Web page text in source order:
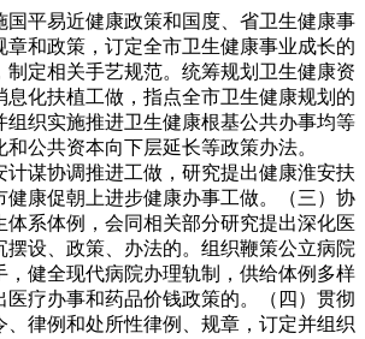
平易近健康政策和国度、省卫生健康事
章和政策，订定全市卫生健康事业成长的
制定相关手艺规范。统筹规划卫生健康资
息化扶植工做，指点全市卫生健康规划的
组织实施推进卫生健康根基公共办事均等
公共资本向下层延长等政策办法。
计谋协调推进工做，研究提出健康淮安扶
健康促朝上进步健康办事工做。（三）协
体系体例，会同相关部分研究提出深化医
摆设、政策、办法的。组织鞭策公立病院
，健全现代病院办理轨制，供给体例多样
医疗办事和药品价钱政策的。（四）贯彻
、律例和处所性律例、规章，订定并组织